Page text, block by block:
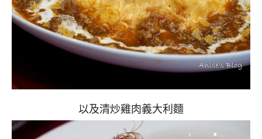
以及清炒雞肉義大利麵